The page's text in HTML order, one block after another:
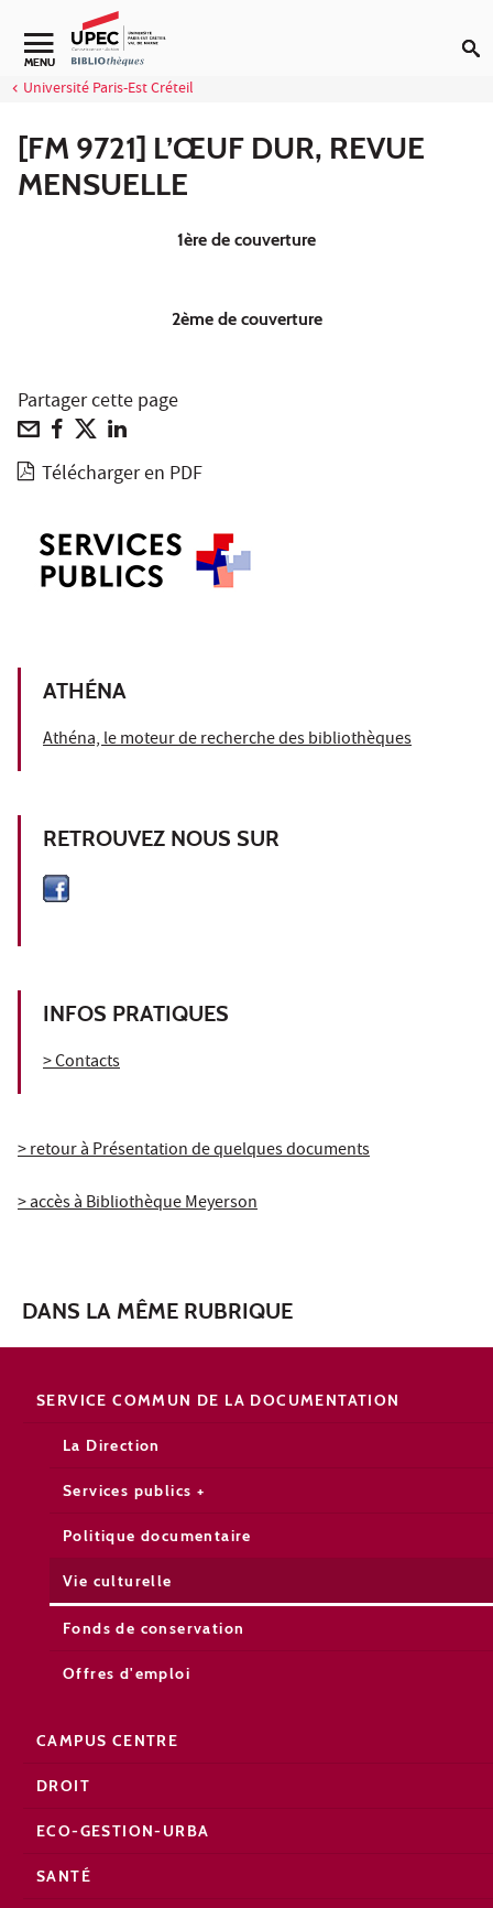
Aller au contenu
Navigation secondaire
MENU
Université Paris-Est Créteil
[FM 9721] L’ŒUF DUR, REVUE
MENSUELLE
1ère de couverture
2ème de couverture
Partager cette page
Télécharger en PDF
ATHÉNA
Athéna, le moteur de recherche des bibliothèques
RETROUVEZ NOUS SUR
INFOS PRATIQUES
> Contacts
> retour à Présentation de quelques documents
> accès à Bibliothèque Meyerson
DANS LA MÊME RUBRIQUE
SERVICE COMMUN DE LA DOCUMENTATION
La Direction
Services publics +
Politique documentaire
Vie culturelle
Fonds de conservation
Offres d'emploi
CAMPUS CENTRE
DROIT
ECO-GESTION-URBA
SANTÉ